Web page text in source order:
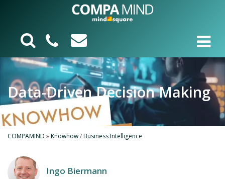
Data-Driven Decision Making
COMPAMIND »Knowhow/Business Intelligence
Ingo Biermann